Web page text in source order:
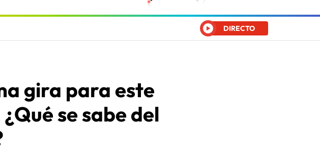
DIRECTO
gira para este
se sabe del